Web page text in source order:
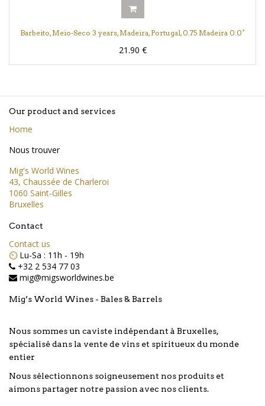
Barbeito, Meio-Seco 3 years, Madeira, Portugal, 0.75 Madeira 0.0°
21.90 €
Our product and services
Home
Nous trouver
Mig's World Wines
43, Chaussée de Charleroi
1060 Saint-Gilles
Bruxelles
Contact
Contact us
⏲️ Lu-Sa : 11h - 19h
+32 2 534 77 03
mig@migsworldwines.be
Mig’s World Wines - Bales & Barrels
Nous sommes un caviste indépendant à Bruxelles,
spécialisé dans la vente de vins et spiritueux du monde
entier
Nous sélectionnons soigneusement nos produits et
aimons partager notre passion avec nos clients.